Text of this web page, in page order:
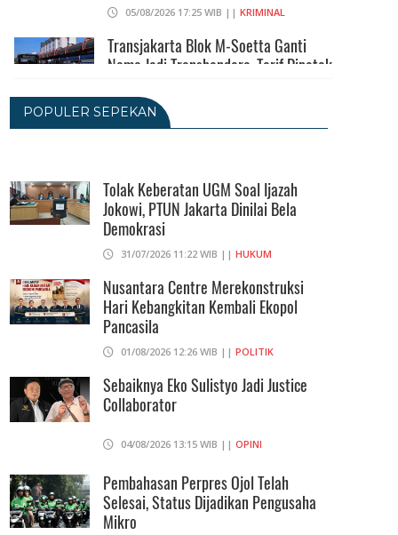
05/08/2026 17:25 WIB || KRIMINAL
Transjakarta Blok M-Soetta Ganti
Nama Jadi Transbandara, Tarif Dipatok
05/08/2026 15:05 WIB ||
7,22 Juta Orang
05/08/2026 13:45 WIB ||TENAGA KERJA
Kuartal II-2026, Ekonomi RI Tumbuh
5,29 Persen, Sektor Pertambangan
Alami Kontraksi
05/08/2026 13:16 WIB ||MAKRO/MIKRO
POPULER SEPEKAN
Tolak Keberatan UGM Soal Ijazah
Jokowi, PTUN Jakarta Dinilai Bela
Demokrasi
31/07/2026 11:22 WIB || HUKUM
Nusantara Centre Merekonstruksi
Hari Kebangkitan Kembali Ekopol
Pancasila
01/08/2026 12:26 WIB || POLITIK
Sebaiknya Eko Sulistyo Jadi Justice
Collaborator
04/08/2026 13:15 WIB || OPINI
Pembahasan Perpres Ojol Telah
Selesai, Status Dijadikan Pengusaha
Mikro